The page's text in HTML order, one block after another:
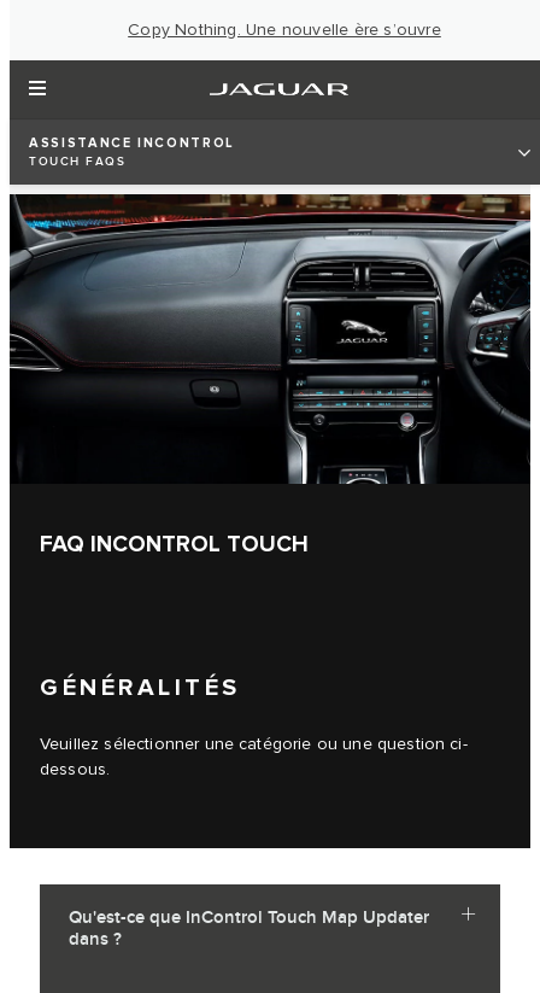
Copy Nothing. Une nouvelle ère s’ouvre
ASSISTANCE INCONTROL
TOUCH FAQS
FAQ INCONTROL TOUCH
GÉNÉRALITÉS
Veuillez sélectionner une catégorie ou une question ci-
dessous.
Qu'est-ce que InControl Touch Map Updater
dans ?